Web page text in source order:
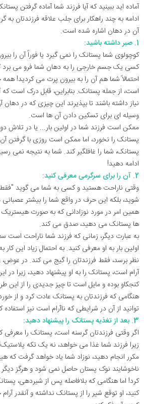
آماده ‌اید ببینید که آیا فرزند شما آماده گرفتن
ادامه به چند راهکار برای جلب علاقه فرزندتان
آن در دهان اشاره شده است.
1. صبر داشته باشید:
کوچولوی شما پستانک را نمی گیرد یا فوراً آن را
کسی یک جسم خارجی را به دهان شما فرو می برد
احتمالاً شما هم آن را به بیرون پرت می کردید! همه
است، از جمله پستانک. بنابراین، قابل درک است
نیاز داشته باشند تا بپذیرند این چیزی که در
وسیله ای برای تسکین دادن آن ها است.
ممکن است فرزند شما در اولین بار... یا در تلاش
پستانک را نخورد، اما ممکن است روزی با گرفتن آن
پستانک، شما را غافلگیر کند. شما به نتیجه نمی
ادامه دهید!
2. آن را برای سرگرمی معرفی کنید:
وقتی ناراحت هستید و کسی به شما می ‌گوید "فقط
شوید، بلکه این حرف در واقع شما را بیشتر
همین امر در مورد نوزادانی که به صورت
ها پستانک می دهید، صدق می کند.
به عبارت دیگر، زمانی که فرزند شما ناراحت است
اولین بار به او معرفی کنید. به احتمال زیاد این
نظر برسد، فقط فرزندتان را گیج می کند. در عوض،
آرام است، پستانک را به او پیشنهاد دهید، زیرا در
کنجکاو بوده و مایل است تا چیز جدیدی را از این
هنگامی که فرزندتان به پستانک عادت کرد و از
توانید از آن در شرایطی که ناآرام است نیز استفاده
3. بعد از تغذیه پستانک را پیشنهاد دهید:
اگر وقتی فرزندتان گرسنه است، پستانک را معرفی
زیرا فرزند شما غذا می‌ خواهد، نه یک تکه
مکرر انجام دهید، نوزاد شما یاد خواهد گرفت که
ناخوشایند نوک پستان حاصل نمی شود و هرگز
کرد! اما هنگامی که بلافاصله پس از شیردهی،
کنید، او توقع شیر را از پستانک نداشته و آنقدر